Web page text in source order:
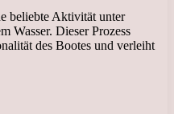
beliebte Aktivität unter
Wasser. Dieser Prozess
des Bootes und verleiht